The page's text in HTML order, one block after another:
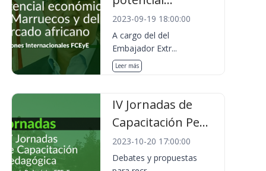
2023-09-19 18:00:00
A cargo del del
Embajador Extr...
Leer más
IV Jornadas de
Capacitación Pe...
2023-10-20 17:00:00
Debates y propuestas